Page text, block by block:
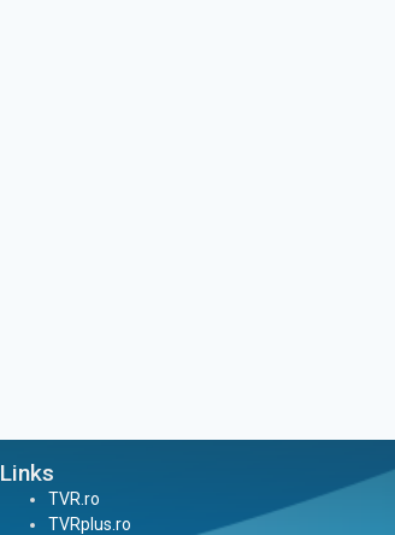
Links
TVR.ro
TVRplus.ro